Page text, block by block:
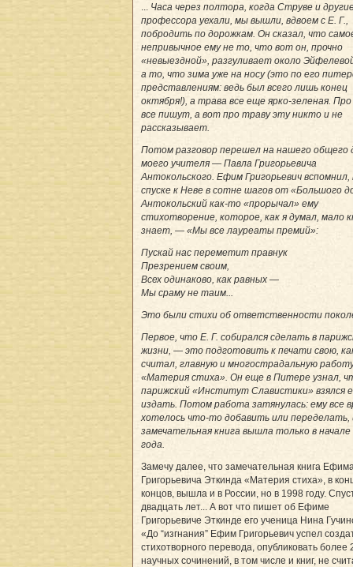
Часа через полтора, когда Струве и
профессора уехали, мы вышли, вдвоем с Е. Г.,
побродить по дорожкам. Он сказал, что
непривычное ему не то, что вот он, прочно
«невыездной», разгуливает около
а то, что зима уже на носу (это по его
представлениям: ведь был всего лишь конец
октября!), а трава все еще ярко-зеленая.
все пишут, а вот про траву эту никто и не
рассказывает.
Потом разговор перешел на нашего общего
моего учителя — Павла Григорьевича
Антокольского. Ефим Григорьевич вспомнил,
спуске к Неве в сотне шагов от «Большого
Антокольский как-то «прорычал» ему
стихотворение, которое, как я думал, мало
знает, — «Мы все лауреаты премий»:
Пускай нас переметит правнук
Презрением своим,
Всех одинаково, как равных —
Мы сраму не таим...
Это были стихи об ответственности
Первое, что Е. Г. собирался сделать в
жизни, — это подготовить к печати свою,
считал, главную и многострадальную
«Материя стиха». Он еще в Питере узнал,
парижский «Институт Славистики» взялся
издать. Потом работа затянулась: ему все
хотелось что-то добавить или переделать,
замечательная книга вышла только в начале
года.
Замечу далее, что замечательная книга
Григорьевича Эткинда «Материя стиха», в
концов, вышла и в России, но в 1998 году.
двадцать лет... А вот что пишет об Ефиме
Григорьевиче Эткинде его ученица Нина
«До “изгнания” Ефим Григорьевич успел
стихотворного перевода, опубликовать более
научных сочинений, в том числе и книг, не